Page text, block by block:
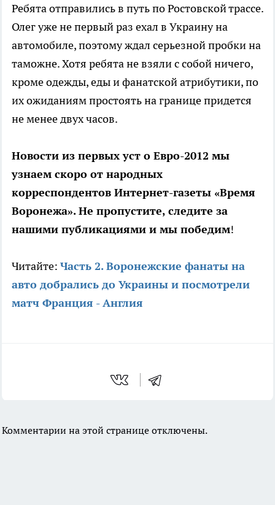
Ребята отправились в путь по Ростовской трассе.
Олег уже не первый раз ехал в Украину на
автомобиле, поэтому ждал серьезной пробки на
таможне. Хотя ребята не взяли с собой ничего,
кроме одежды, еды и фанатской атрибутики, по
их ожиданиям простоять на границе придется
не менее двух часов.
Новости из первых уст о Евро-2012 мы
узнаем скоро от народных
корреспондентов Интернет-газеты «Время
Воронежа». Не пропустите, следите за
нашими публикациями и мы победим!
Читайте: Часть 2. Воронежские фанаты на
авто добрались до Украины и посмотрели
матч Франция - Англия
Комментарии на этой странице отключены.